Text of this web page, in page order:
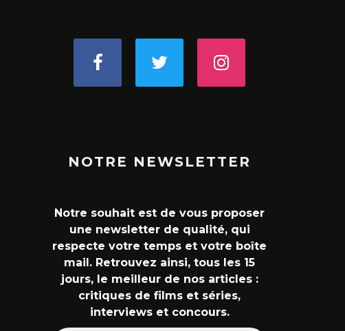
NOTRE NEWSLETTER
Notre souhait est de vous proposer
une newsletter de qualité, qui
respecte votre temps et votre boîte
mail. Retrouvez ainsi, tous les 15
jours, le meilleur de nos articles :
critiques de films et séries,
interviews et concours.